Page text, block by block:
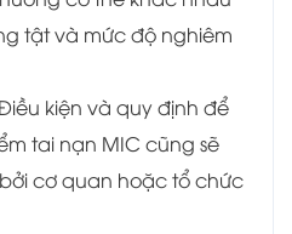
tật và mức độ nghiêm
kiện và quy định để
tai nạn MIC cũng sẽ
cơ quan hoặc tổ chức